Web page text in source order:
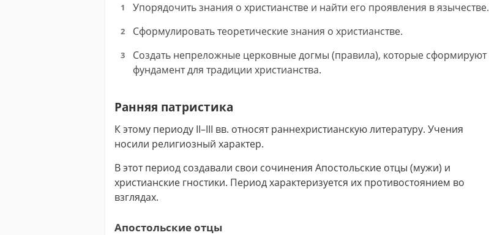
Упорядочить знания о христианстве и найти его проявления в язычестве.
Сформулировать теоретические знания о христианстве.
Создать непреложные церковные догмы (правила), которые сформируют
фундамент для традиции христианства.
Ранняя патристика
К этому периоду II–III вв. относят раннехристианскую литературу. Учения
носили религиозный характер.
В этот период создавали свои сочинения Апостольские отцы (мужи) и
христианские гностики. Период характеризуется их противостоянием во
взглядах.
Апостольские отцы